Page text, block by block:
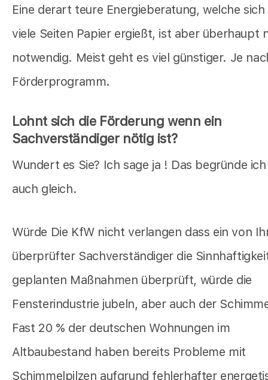
Eine derart teure Energieberatung, welche
viele Seiten Papier ergießt, ist aber überhaupt
notwendig. Meist geht es viel günstiger. Je
Förderprogramm.
Lohnt sich die Förderung wenn ein
Sachverständiger nötig ist?
Wundert es Sie? Ich sage ja ! Das begründe
auch gleich.
Würde Die KfW nicht verlangen dass ein von
überprüfter Sachverständiger die
geplanten Maßnahmen überprüft, würde die
Fensterindustrie jubeln, aber auch der
Fast 20 % der deutschen Wohnungen im
Altbaubestand haben bereits Probleme mit
Schimmelpilzen aufgrund fehlerhafter